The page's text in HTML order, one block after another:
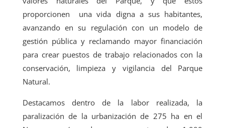
proporcionen una vida digna a sus habitantes,
avanzando en su regulación con un modelo de
gestión pública y reclamando mayor financiación
para crear puestos de trabajo relacionados con la
conservación, limpieza y vigilancia del Parque
Natural.
Destacamos dentro de la labor realizada, la
paralización de la urbanización de 275 ha en el